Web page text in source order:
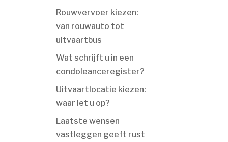
Rouwvervoer kiezen:
van rouwauto tot
uitvaartbus
Wat schrijft u in een
condoleanceregister?
Uitvaartlocatie kiezen:
waar let u op?
Laatste wensen
vastleggen geeft rust